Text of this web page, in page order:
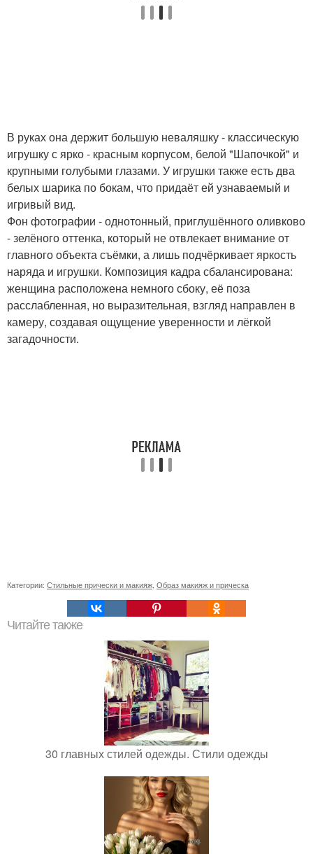
В руках она держит большую неваляшку - классическую
игрушку с ярко - красным корпусом, белой "Шапочкой" и
крупными голубыми глазами. У игрушки также есть два
белых шарика по бокам, что придаёт ей узнаваемый и
игривый вид.
Фон фотографии - однотонный, приглушённого оливково
- зелёного оттенка, который не отвлекает внимание от
главного объекта съёмки, а лишь подчёркивает яркость
наряда и игрушки. Композиция кадра сбалансирована:
женщина расположена немного сбоку, её поза
расслабленная, но выразительная, взгляд направлен в
камеру, создавая ощущение уверенности и лёгкой
загадочности.
Категории: Стильные прически и макияж Образ макияж и прическа
Читайте также
30 главных стилей одежды. Стили одежды